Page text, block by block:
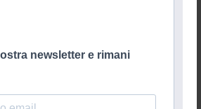
newsletter e rimani